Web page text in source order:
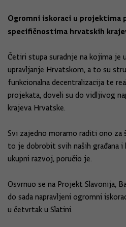
Ogromni iskoraci u projektima
specifičnostima hrvatskih
Četiri stupa suradnje na kojima je
upravljanje Hrvatskom, a to su
funkcionalna decentralizacija te
projekata, doveli su do vidljivog
krajeva Hrvatske.
Svi zajedno moramo raditi ono
to je dobrobit svih naših građana
ukupni razvoj, poručio je.
Osvrnuo se na Projekt Slavonija,
do sada napravljeni ogromni
u četvrtak u Slatini.